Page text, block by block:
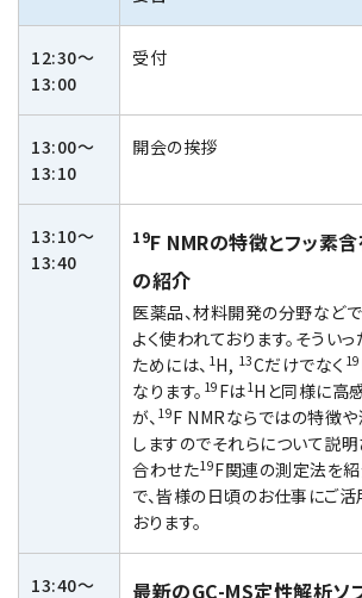
GC-TOFMS
MicroED 専用装置
産業機器
電子ビーム金属3Dプリンター (AM)
材料生成機器 (ナノ粒子合成／ナノ粒子表
お客様紹介 / 開発秘話
カタログダウンロード
12:30～
13:00
受付
13:00～
13:10
開会の挨拶
13:10～
13:40
19F NMRの特徴とフッ素
の紹介
医薬品、材料開発の分野など
よく使われております。そうい
ためには、 1 H, 13Cだけでなく 19
なります。 19 Fは1 Hと同様に高
が、 19F NMRならではの特徴
しますのでそれらについて説明
合わせた19F関連の測定法を紹
で、皆様の日頃のお仕事にご
おります。
13:40～
最新のGC-MS定性解析ソ